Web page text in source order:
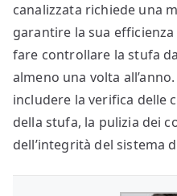
canalizzata richiede una
garantire la sua
fare controllare la stufa
almeno una volta
includere la verifica delle
della stufa, la pulizia dei
dell’integrità del sistema